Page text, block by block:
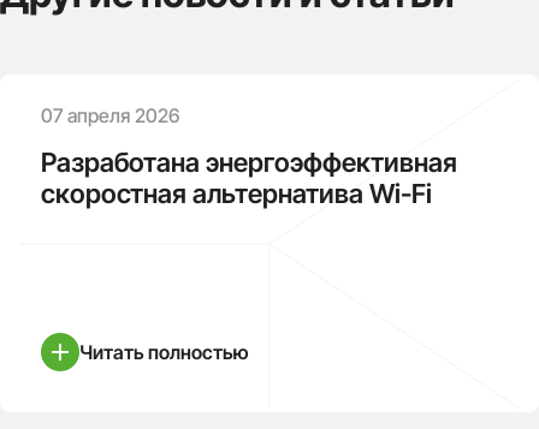
07 апреля 2026
Разработана энергоэффективная
скоростная альтернатива Wi-Fi
Читать полностью